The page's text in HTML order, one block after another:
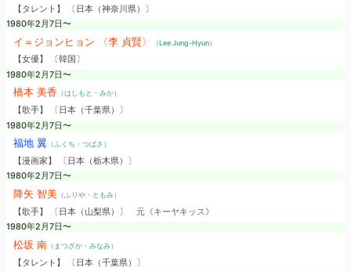
【タレント】 〔日本（神奈川県）〕
1980年2月7日〜
イ＝ジョンヒョン 〈李 貞賢〉 （Lee Jung-Hyun）
【女優】 〔韓国〕
1980年2月7日〜
橋本 美香 （はしもと・みか）
【歌手】 〔日本（千葉県）〕
1980年2月7日〜
福地 翼（ふくち・つばさ）
【漫画家】 〔日本（栃木県）〕
1980年2月7日〜
降矢 智美（ふりや・ともみ）
【歌手】 〔日本（山梨県）〕 元《キーヤキッス》
1980年2月7日〜
松坂 南 （まつざか・みなみ）
【タレント】 〔日本（千葉県）〕